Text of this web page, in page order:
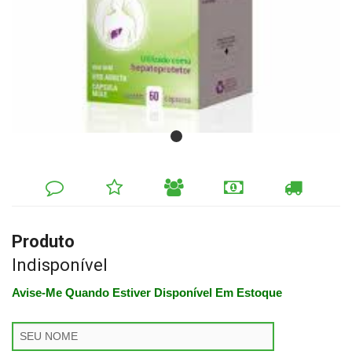
DEIXE
COMENTÁRIO
MINHA
LISTA
INDIQUE
FORMAS
CALCULAR
FRETE
Produto
Indisponível
Avise-Me Quando Estiver Disponível Em Estoque